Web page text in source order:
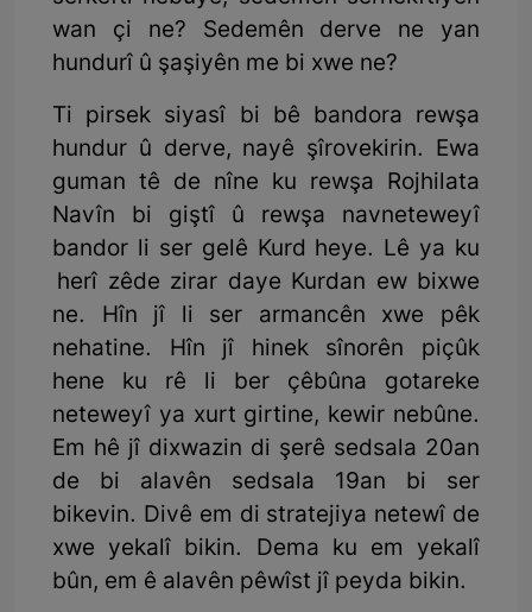
wan çi ne? Sedemên derve ne yan
hundurî û şaşiyên me bi xwe ne?
Ti pirsek siyasî bi bê bandora rewşa
hundur û derve, nayê şîrovekirin. Ewa
guman tê de nîne ku rewşa Rojhilata
Navîn bi giştî û rewşa navneteweyî
bandor li ser gelê Kurd heye. Lê ya ku
herî zêde zirar daye Kurdan ew bixwe
ne. Hîn jî li ser armancên xwe pêk
nehatine. Hîn jî hinek sînorên piçûk
hene ku rê li ber çêbûna gotareke
neteweyî ya xurt girtine, kewir nebûne.
Em hê jî dixwazin di şerê sedsala 20an
de bi alavên sedsala 19an bi ser
bikevin. Divê em di stratejiya netewî de
xwe yekalî bikin. Dema ku em yekalî
bûn, em ê alavên pêwîst jî peyda bikin.